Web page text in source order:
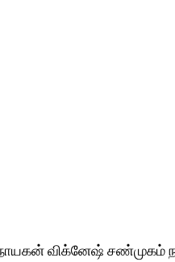
விக்னேஷ் சண்முகம்